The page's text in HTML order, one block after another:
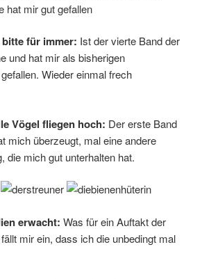
hat mir gut gefallen
für immer: Ist der vierte Band der
und hat mir als bisherigen
Wieder einmal frech
Vögel fliegen hoch: Der erste Band
mich überzeugt, mal eine andere
die mich gut unterhalten hat.
erwacht: Was für ein Auftakt der
mir ein, dass ich die unbedingt mal